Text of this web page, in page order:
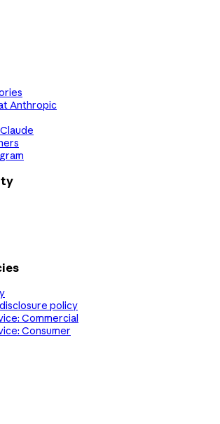
Anthropic
policy
Commercial
Consumer